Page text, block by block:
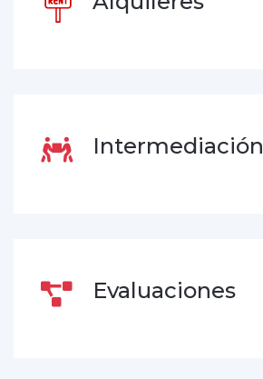
Intermediación
Evaluaciones